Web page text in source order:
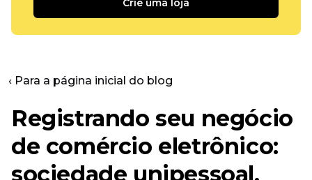
Crie uma loja
‹ Para a página inicial do blog
Registrando seu negócio
de comércio eletrônico:
sociedade unipessoal,